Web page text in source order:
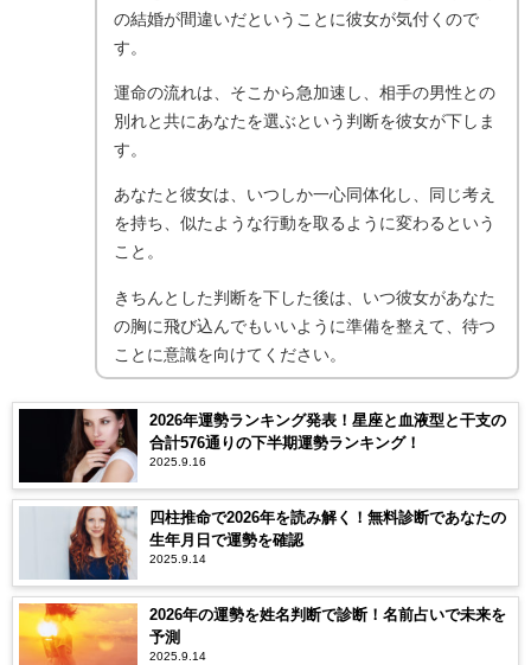
の結婚が間違いだということに彼女が気付くので
す。
運命の流れは、そこから急加速し、相手の男性との
別れと共にあなたを選ぶという判断を彼女が下しま
す。
あなたと彼女は、いつしか一心同体化し、同じ考え
を持ち、似たような行動を取るように変わるという
こと。
きちんとした判断を下した後は、いつ彼女があなた
の胸に飛び込んでもいいように準備を整えて、待つ
ことに意識を向けてください。
2026年運勢ランキング発表！星座と血液型と干支の
合計576通りの下半期運勢ランキング！
2025.9.16
四柱推命で2026年を読み解く！無料診断であなたの
生年月日で運勢を確認
2025.9.14
2026年の運勢を姓名判断で診断！名前占いで未来を
予測
2025.9.14